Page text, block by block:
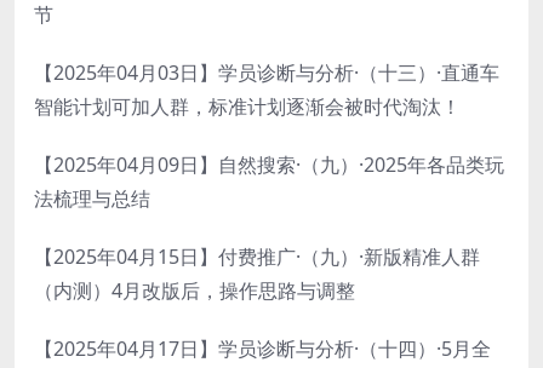
节
【2025年04月03日】学员诊断与分析·（十三）·直通车
智能计划可加人群，标准计划逐渐会被时代淘汰！
【2025年04月09日】自然搜索·（九）·2025年各品类玩
法梳理与总结
【2025年04月15日】付费推广·（九）·新版精准人群
（内测）4月改版后，操作思路与调整
【2025年04月17日】学员诊断与分析·（十四）·5月全